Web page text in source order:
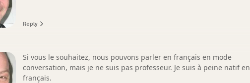
Reply
Si vous le souhaitez, nous pouvons parler en français en mode
conversation, mais je ne suis pas professeur. Je suis à peine natif en
français.